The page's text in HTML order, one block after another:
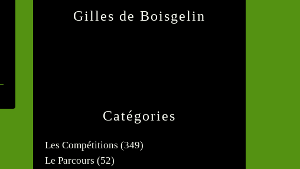
Catégories
Les Compétitions (349)
Le Parcours (52)
Gilles de Boisgelin